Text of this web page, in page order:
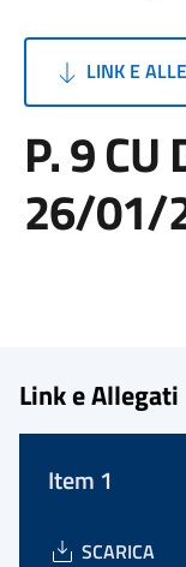
LINK E
P. 9 CU
26/01/
Link e Allegati
Item 1
SCARICA